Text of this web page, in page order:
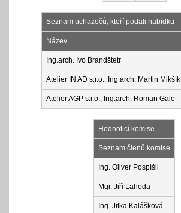
Seznam uchazečů, kteří podali nabídku
Název
Ing.arch. Ivo Brandštetr
Atelier IN AD s.r.o., Ing.arch. Martin Mikšík
Atelier AGP s.r.o., Ing.arch. Roman Gale
Hodnoticí komise
Seznam členů komise
Ing. Oliver Pospíšil
Mgr. Jiří Lahoda
Ing. Jitka Kalášková